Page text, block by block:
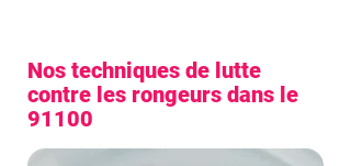
Nos techniques de lutte
contre les rongeurs dans le
91100